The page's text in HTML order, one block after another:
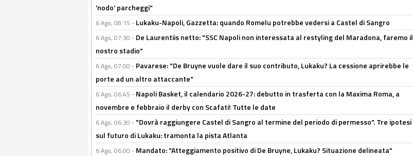
'nodo' parcheggi"
6 Ago, 08:15 - Lukaku-Napoli, Gazzetta: quando Romelu potrebbe vedersi a Castel di Sangro
6 Ago, 07:30 - De Laurentiis netto: "SSC Napoli non interessata al restyling del Maradona, faremo il
nostro stadio"
6 Ago, 07:00 - Pavarese: "De Bruyne vuole dare il suo contributo, Lukaku? La cessione aprirebbe le
porte ad un altro attaccante"
6 Ago, 06:45 - Napoli Basket, il calendario 2026-27: debutto in trasferta con la Maxima Roma, a
novembre e febbraio il derby con Scafati! Tutte le date
6 Ago, 06:30 - "Dovrà raggiungere Castel di Sangro al termine del periodo di permesso". Tre ipotesi
sul futuro di Lukaku: tramonta la pista Atlanta
6 Ago, 06:00 - Mandato: "Atteggiamento positivo di De Bruyne, Lukaku? Situazione delineata"